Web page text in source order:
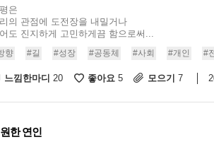
은
의 관점에 도전장을 내밀거나
도 진지하게 고민하게끔 함으로써...
향 #길 #성장 #공동체 #사회 #개인 #
느낌한마디 20 좋아요 5 모으기 7
한 연인